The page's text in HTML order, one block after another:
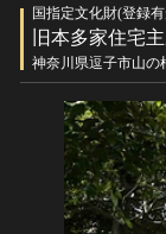
全国の美術館・博物
世界遺産
無形文化遺産
動画で見る無形の文
国指定文化財(登録
旧本多家住宅
神奈川県逗子市山の